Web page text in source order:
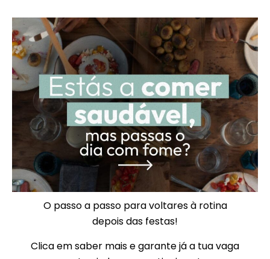
O passo a passo para voltares à rotina
depois das festas!
Clica em saber mais e garante já a tua vaga